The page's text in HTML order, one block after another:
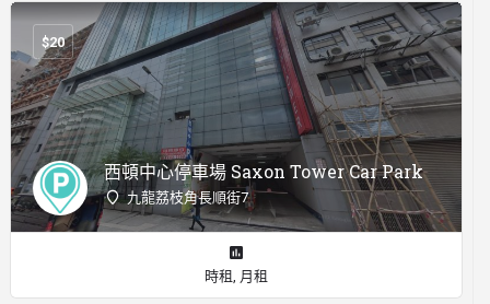
西頓中心停車場 Saxon Tower Car Park
九龍荔枝角長順街7
$20
時租, 月租